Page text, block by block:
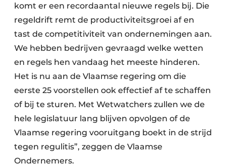
Glasrecyclage
Houtafval
Kunststofafval
Metaalrecyclage
Papierafval
Textielrecyclage
komt er een recordaantal nieuwe regels bij. Die
regeldrift remt de productiviteitsgroei af en
tast de competitiviteit van ondernemingen aan.
We hebben bedrijven gevraagd welke wetten
en regels hen vandaag het meeste hinderen.
Het is nu aan de Vlaamse regering om die
eerste 25 voorstellen ook effectief af te schaffen
of bij te sturen. Met Wetwatchers zullen we de
hele legislatuur lang blijven opvolgen of de
Vlaamse regering vooruitgang boekt in de strijd
tegen regulitis”, zeggen de Vlaamse
Ondernemers.